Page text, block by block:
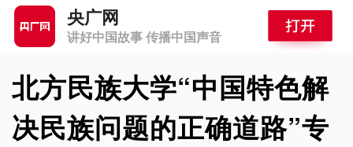
央广网
讲好中国故事 传播中国声音
北方民族大学“中国特色解
决民族问题的正确道路”专